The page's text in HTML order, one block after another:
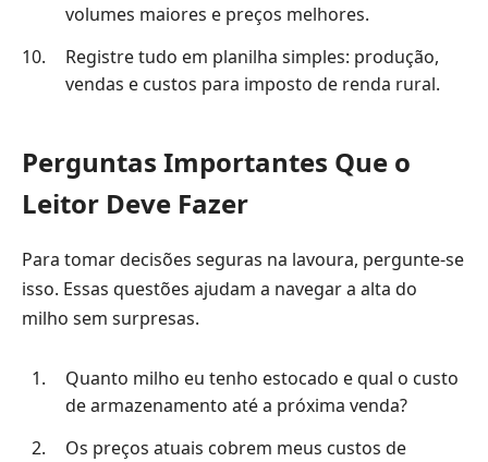
volumes maiores e preços melhores.
Registre tudo em planilha simples: produção,
vendas e custos para imposto de renda rural.
Perguntas Importantes Que o
Leitor Deve Fazer
Para tomar decisões seguras na lavoura, pergunte-se
isso. Essas questões ajudam a navegar a alta do
milho sem surpresas.
Quanto milho eu tenho estocado e qual o custo
de armazenamento até a próxima venda?
Os preços atuais cobrem meus custos de